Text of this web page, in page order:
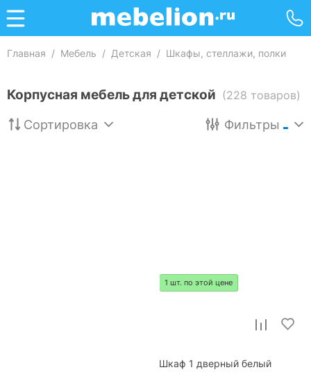
Главная / Мебель / Детская / Шкафы, стеллажи, полки
Корпусная мебель для детской (228 товаров)
Сортировка Фильтры
1 шт. по этой цене
Шкаф 1 дверный белый